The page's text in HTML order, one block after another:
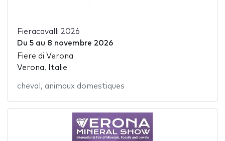
Fieracavalli 2026
Du 5au 8 novembre 2026
Fiere di Verona
Verona, Italie
cheval , animaux domestiques